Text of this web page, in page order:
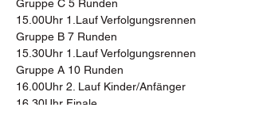
Gruppe C 5 Runden
15.00Uhr 1.Lauf Verfolgungsrennen
Gruppe B 7 Runden
15.30Uhr 1.Lauf Verfolgungsrennen
Gruppe A 10 Runden
16.00Uhr 2. Lauf Kinder/Anfänger
16.30Uhr Finale